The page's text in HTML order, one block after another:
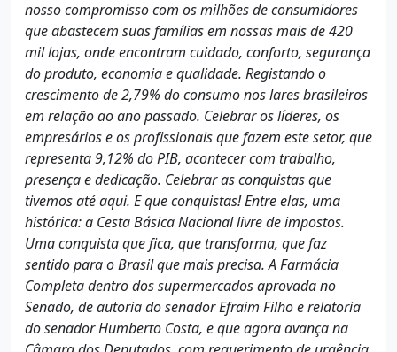
nosso compromisso com os milhões de consumidores
que abastecem suas famílias em nossas mais de 420
mil lojas, onde encontram cuidado, conforto, segurança
do produto, economia e qualidade. Registando o
crescimento de 2,79% do consumo nos lares brasileiros
em relação ao ano passado. Celebrar os líderes, os
empresários e os profissionais que fazem este setor, que
representa 9,12% do PIB, acontecer com trabalho,
presença e dedicação. Celebrar as conquistas que
tivemos até aqui. E que conquistas! Entre elas, uma
histórica: a Cesta Básica Nacional livre de impostos.
Uma conquista que fica, que transforma, que faz
sentido para o Brasil que mais precisa. A Farmácia
Completa dentro dos supermercados aprovada no
Senado, de autoria do senador Efraim Filho e relatoria
do senador Humberto Costa, e que agora avança na